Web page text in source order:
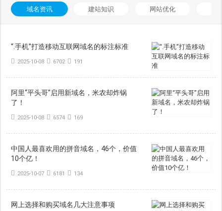
域名资讯 建站知识 网站优化
“.手机”打造移动互联网域名的标注标准
2025-10-08 6702 191
阿里“平头哥”启用新域名，米农却炸锅
了！
2025-10-08 6574 169
中国人最喜欢用的拼音域名，46个，价值
10个亿！
2025-10-07 6181 134
网上选择和购买域名几大注意事项